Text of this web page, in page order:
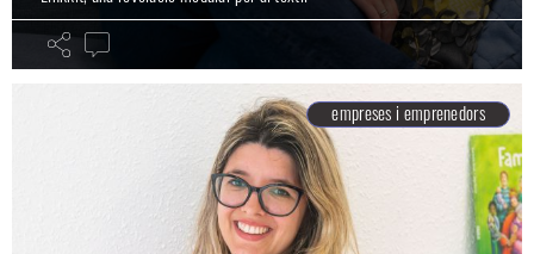
empreses i emprenedors